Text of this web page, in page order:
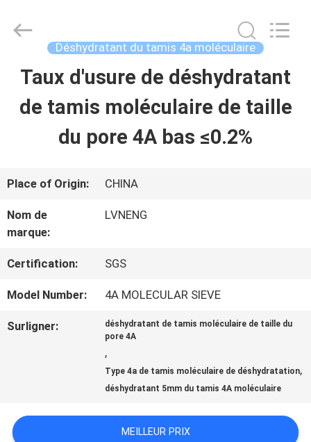
ACCUEIL
PRODUITS
VIDÉOS
SPECTACLE
DE
RÉALITÉ
VIRTUELLE
DE
Lvneng
Purification
Déshydratant du tamis 4a moléculaire
Taux d'usure de déshydratant
de tamis moléculaire de taille
du pore 4A bas ≤0.2%
Place of Origin: CHINA
Nom de
marque:
LVNENG
Certification: SGS
Model Number: 4A MOLECULAR SIEVE
Surligner:
déshydratant de tamis moléculaire de taille du
pore 4A
,
Type 4a de tamis moléculaire de déshydratation,
déshydratant 5mm du tamis 4A moléculaire
MEILLEUR PRIX